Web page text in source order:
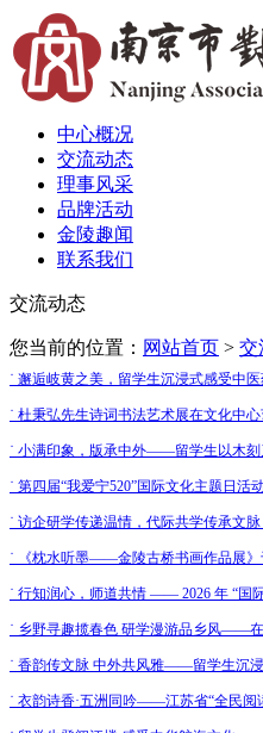
中心概况
交流动态
理事风采
品牌活动
金陵趣闻
联系我们
交流动态
您当前的位置： 网站首页 > 交
˙ 邂逅岐黄之美，留学生沉浸式感受中
˙ 杜秉弘先生诗词书法艺术展在文化中
˙ 小满印象，版承中外——留学生以木
˙ 行知润心，师道共情 —— 2026 年 “国